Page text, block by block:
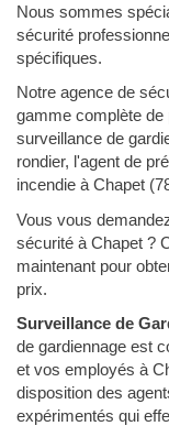
Nous sommes
sécurité
spécifiques.
Notre agence de
gamme complète de
surveillance de
rondier, l'agent de
incendie à Chapet
Vous vous
sécurité à Chapet ?
maintenant pour
prix.
Surveillance de
de gardiennage est
et vos employés à
disposition des
expérimentés qui